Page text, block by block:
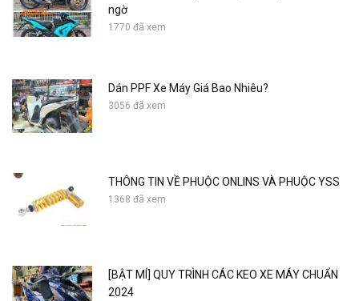
ngờ
1770 đã xem
Dán PPF Xe Máy Giá Bao Nhiêu?
3056 đã xem
THÔNG TIN VỀ PHUỘC ONLINS VÀ PHUỘC YSS
1368 đã xem
[BẬT MÍ] QUY TRÌNH CÁC KEO XE MÁY CHUẨN
2024